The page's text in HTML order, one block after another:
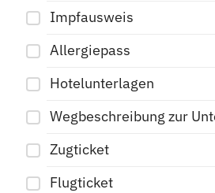
Impfausweis
Allergiepass
Hotelunterlagen
Wegbeschreibung zur
Zugticket
Flugticket